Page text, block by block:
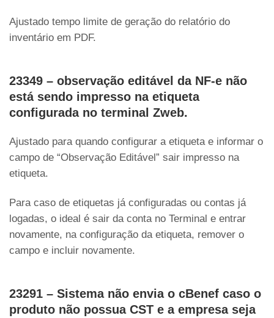
Ajustado tempo limite de geração do relatório do
inventário em PDF.
23349 – observação editável da NF-e não
está sendo impresso na etiqueta
configurada no terminal Zweb.
Ajustado para quando configurar a etiqueta e informar o
campo de “Observação Editável” sair impresso na
etiqueta.
Para caso de etiquetas já configuradas ou contas já
logadas, o ideal é sair da conta no Terminal e entrar
novamente, na configuração da etiqueta, remover o
campo e incluir novamente.
23291 – Sistema não envia o cBenef caso o
produto não possua CST e a empresa seja